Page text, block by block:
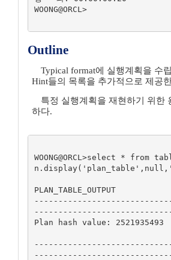
WOONG@ORCL>
Outline
Typical format에 실행계획을 수
Hint들의 목록을 추가적으로 제공
특정 실행계획을 재현하기 위한
하다.
WOONG@ORCL>select * from
PLAN_TABLE_OUTPUT
Plan hash value: 2521935493